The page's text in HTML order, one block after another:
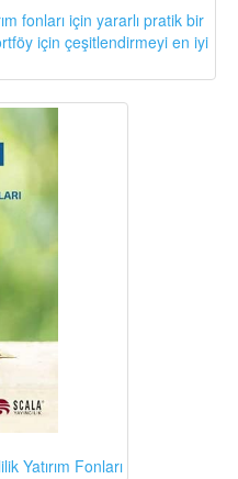
fonları için yararlı pratik bir
için çeşitlendirmeyi en iyi
Yatırım Fonları